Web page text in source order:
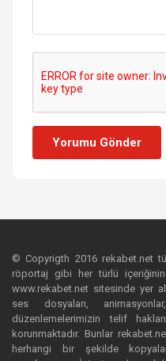
Yorumu Gönder
© Copyrigth 2016 rekabet.net
röportaj gibi her türlü
www.rekabet.net sitesinde yer
ses dosyaları,
düzenlemelerimizin telif
korunmaktadır. Bunlar
herhangi bir şekilde